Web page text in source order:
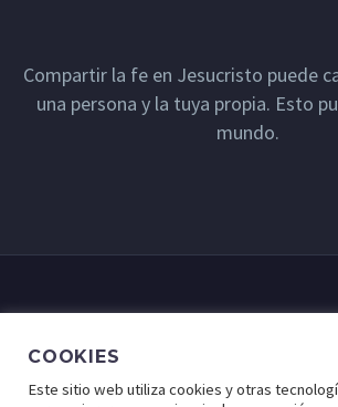
Compartir la fe en Jesucristo puede
una persona y la tuya propia. Esto
mundo.
COOKIES
Este sitio web utiliza cookies y otras